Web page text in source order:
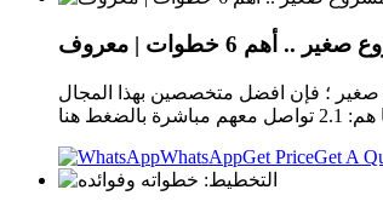
متخصص في التخطيط لمشروع صغير ؛ فإن افضل متخصصين بهذا المجال
هنا
WhatsAppGet PriceGet A